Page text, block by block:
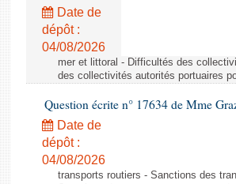
Date de
dépôt :
04/08/2026
mer et littoral - Difficultés des
des collectivités autorités portuaires
Question écrite n° 17634 de Mme
Date de
dépôt :
04/08/2026
transports routiers - Sanctions des